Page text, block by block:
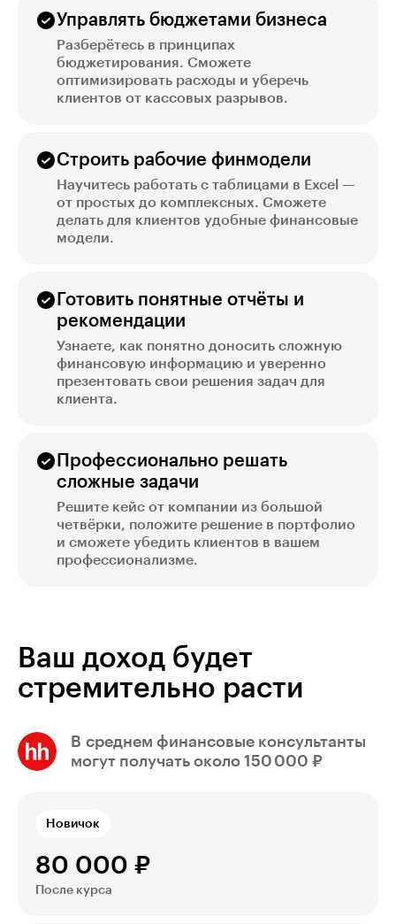
Управлять бюджетами бизнеса
Разберётесь в принципах
бюджетирования. Сможете
оптимизировать расходы и уберечь
клиентов от кассовых разрывов.
Строить рабочие финмодели
Научитесь работать с таблицами в Excel —
от простых до комплексных. Сможете
делать для клиентов удобные финансовые
модели.
Готовить понятные отчёты и
рекомендации
Узнаете, как понятно доносить сложную
финансовую информацию и уверенно
презентовать свои решения задач для
клиента.
Профессионально решать
сложные задачи
Решите кейс от компании из большой
четвёрки, положите решение в портфолио
и сможете убедить клиентов в вашем
профессионализме.
Ваш доход будет
стремительно расти
В среднем финансовые консультанты
могут получать около 150 000 ₽
80 000 ₽
Новичок
После курса